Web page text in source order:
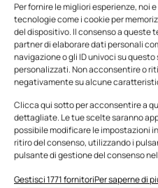
Per fornire le migliori esperienze, noi
tecnologie come i cookie per
del dispositivo. Il consenso a queste
partner di elaborare dati personali
navigazione o gli ID univoci su
personalizzati. Non acconsentire o
negativamente su alcune
Clicca qui sotto per acconsentire a
dettagliate. Le tue scelte saranno
possibile modificare le impostazioni
ritiro del consenso, utilizzando i
pulsante di gestione del consenso
Gestisci 1771 fornitoriPer saperne di
n.5 - Giugno 2026 n.4 -
Edicola Web
Notizie da
Una nuova mano